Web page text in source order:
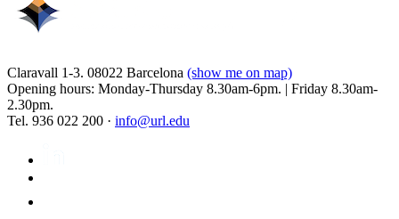
Claravall 1-3. 08022 Barcelona (show me on map)
Opening hours: Monday-Thursday 8.30am-6pm. | Friday 8.30am-
2.30pm.
Tel. 936 022 200 · info@url.edu